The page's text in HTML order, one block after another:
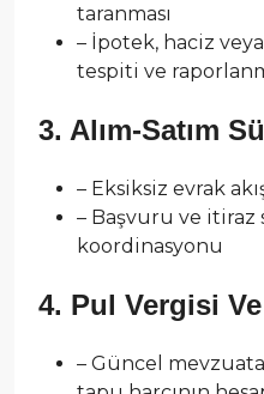
taranması
– İpotek, haciz
tespiti ve
3. Alım-Satım
– Eksiksiz evrak
– Başvuru ve
koordinasyonu
4. Pul Vergisi
– Güncel